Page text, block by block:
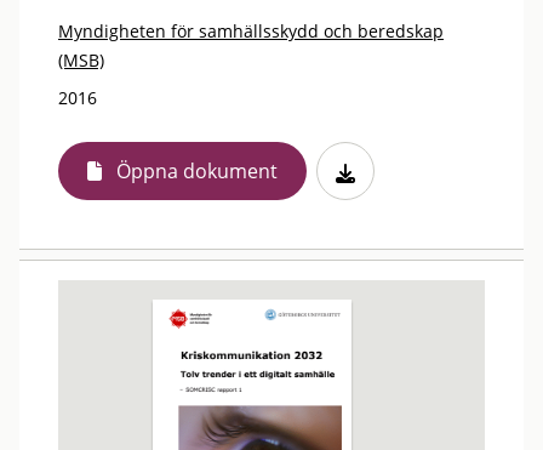
Myndigheten för samhällsskydd och beredskap
(MSB)
2016
Öppna dokument